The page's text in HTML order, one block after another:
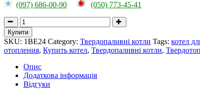
(097) 686-00-90
(050) 773-45-41
Котел
Витязь
Еко
24
квт
quantity
Купити
SKU: 1ВЕ24 Category: Твердопаливні котли Tags: котел
отопления, Купить котел, Твердопаливні котли,
Опис
Додаткова інформація
Відгуки